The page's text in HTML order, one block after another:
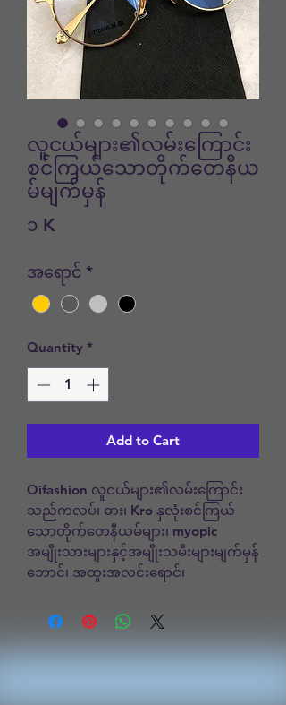
လူငယ်များ၏လမ်းကြောင်း
စင်ကြယ်သောတိုက်တေနီယ
မ်မျက်မှန်
၁ K
အရောင် *
Quantity *
Add to Cart
Oifashion လူငယ်များ၏လမ်းကြောင်း
သည်ကလပ်၊ ဓား၊ Kro နှလုံးစင်ကြယ်
သောတိုက်တေနီယမ်များ၊ myopic
အမျိုးသားများနှင့်အမျိုးသမီးများမျက်မှန်
ဘောင်၊ အထူးအလင်းရောင်၊